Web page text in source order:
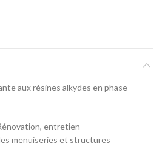
aux résines alkydes en phase
entretien
menuiseries et structures